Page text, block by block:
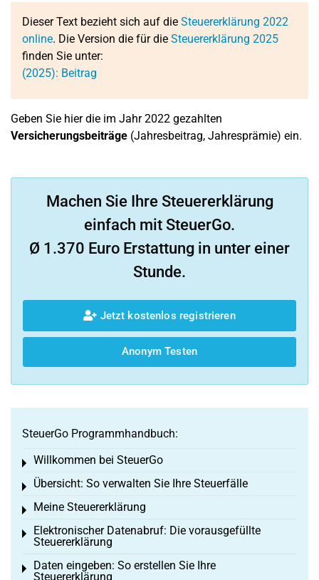
Dieser Text bezieht sich auf die Steuererklärung 2022
online. Die Version die für die Steuererklärung 2025
finden Sie unter:
(2025): Beitrag
Geben Sie hier die im Jahr 2022 gezahlten
Versicherungsbeiträge (Jahresbeitrag, Jahresprämie) ein.
Machen Sie Ihre Steuererklärung
einfach mit SteuerGo.
Ø 1.370 Euro Erstattung in unter einer
Stunde.
Jetzt kostenlos registrieren
Anonym Testen
SteuerGo Programmhandbuch:
Willkommen bei SteuerGo
Toggle menu
Übersicht: So verwalten Sie Ihre Steuerfälle
Toggle menu
Meine Steuererklärung
Toggle menu
Elektronischer Datenabruf: Die vorausgefüllte
Steuererklärung
Toggle menu
Daten eingeben: So erstellen Sie Ihre
Steuererklärung
Toggle menu